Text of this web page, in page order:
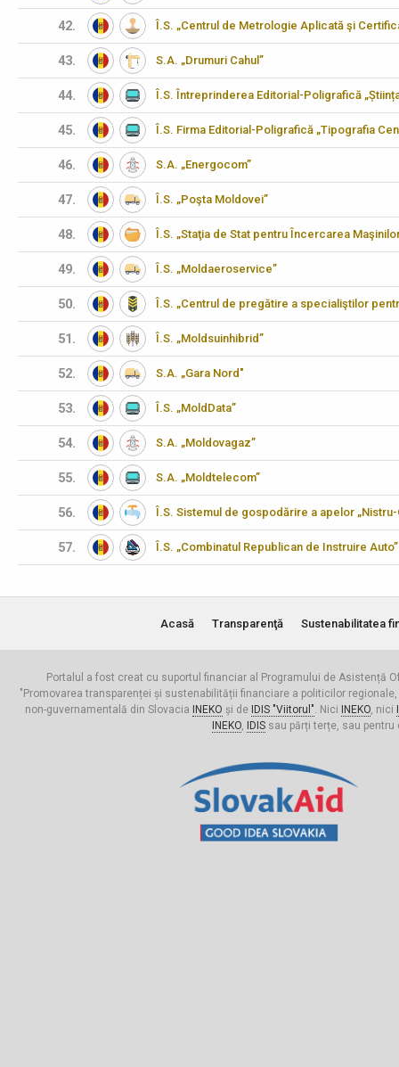
42. Î.S. „Centrul de Metrologie Aplicată şi
43. S.A. „Drumuri Cahul”
44. Î.S. Întreprinderea Editorial-Poligrafică
45. Î.S. Firma Editorial-Poligrafică „Tipografia
46. S.A. „Energocom”
47. Î.S. „Poşta Moldovei”
48. Î.S. „Staţia de Stat pentru Încercarea
49. Î.S. „Moldaeroservice”
50. Î.S. „Centrul de pregătire a specialiştilor
51. Î.S. „Moldsuinhibrid”
52. S.A. „Gara Nord"
53. Î.S. „MoldData”
54. S.A. „Moldovagaz”
55. S.A. „Moldtelecom”
56. Î.S. Sistemul de gospodărire a apelor „Nistru-
57. Î.S. „Combinatul Republican de Instruire Auto”
Acasă Transparenţă Sustenabilitatea
Portalul a fost creat cu suportul financiar al Programului de Asistență
"Promovarea transparenței și sustenabilității financiare a politicilor
non-guvernamentală din Slovacia
INEKO și de IDIS "Viitorul". Nici INEKO, nici
INEKO, IDISsau părți terțe, sau pentru